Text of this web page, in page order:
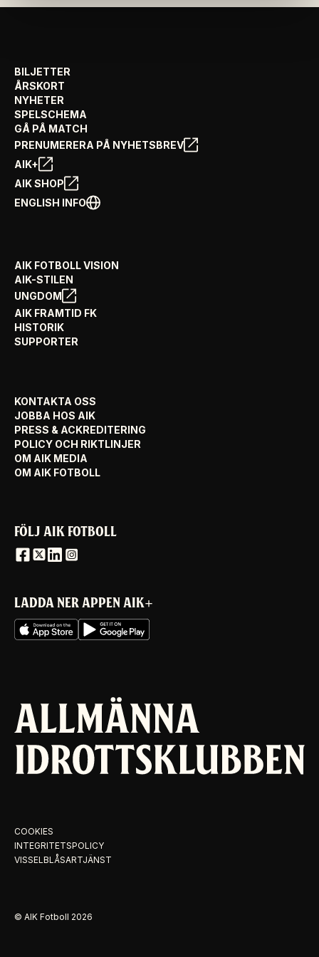
BILJETTER
ÅRSKORT
NYHETER
SPELSCHEMA
GÅ PÅ MATCH
PRENUMERERA PÅ NYHETSBREV
AIK+
AIK SHOP
ENGLISH INFO
AIK FOTBOLL VISION
AIK-STILEN
UNGDOM
AIK FRAMTID FK
HISTORIK
SUPPORTER
KONTAKTA OSS
JOBBA HOS AIK
PRESS & ACKREDITERING
POLICY OCH RIKTLINJER
OM AIK MEDIA
OM AIK FOTBOLL
FÖLJ AIK FOTBOLL
LADDA NER APPEN AIK+
COOKIES
INTEGRITETSPOLICY
VISSELBLÅSARTJÄNST
© AIK Fotboll 2026